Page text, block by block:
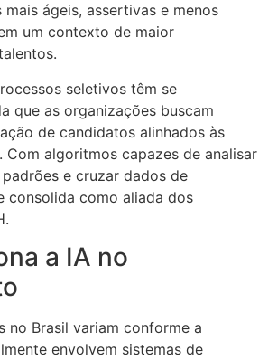
ágeis, assertivas e menos
um contexto de maior
seletivos têm se
que as organizações buscam
de candidatos alinhados às
Com algoritmos capazes de analisar
e cruzar dados de
consolida como aliada dos
a IA no
no Brasil variam conforme a
envolvem sistemas de